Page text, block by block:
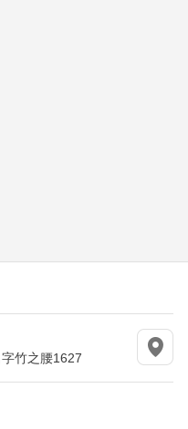
竹之腰1627